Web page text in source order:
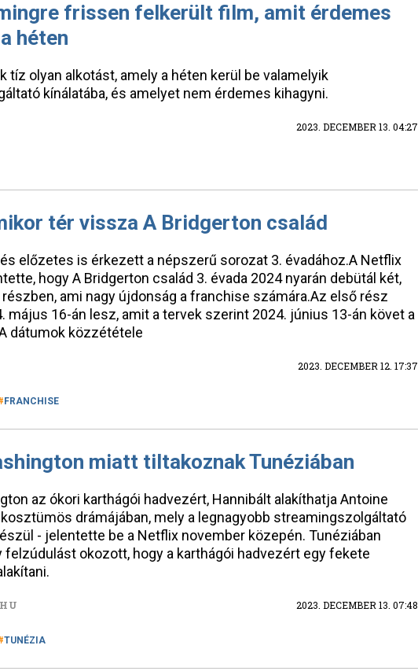
frissen felkerült film, amit érdemes
héten
tíz olyan alkotást, amely a héten kerül be valamelyik
kínálatába, és amelyet nem érdemes kihagyni.
2023. DECEMBER 13. 04:27
tér vissza A Bridgerton család
előzetes is érkezett a népszerű sorozat 3. évadához.A Netflix
hogy A Bridgerton család 3. évada 2024 nyarán debütál két,
ami nagy újdonság a franchise számára.Az első rész
május 16-án lesz, amit a tervek szerint 2024. június 13-án követ a
dátumok közzététele
2023. DECEMBER 12. 17:37
FRANCHISE
miatt tiltakoznak Tunéziában
az ókori karthágói hadvezért, Hannibált alakíthatja Antoine
drámájában, mely a legnagyobb streamingszolgáltató
- jelentette be a Netflix november közepén. Tunéziában
okozott, hogy a karthágói hadvezért egy fekete
2023. DECEMBER 13. 07:48
TUNÉZIA